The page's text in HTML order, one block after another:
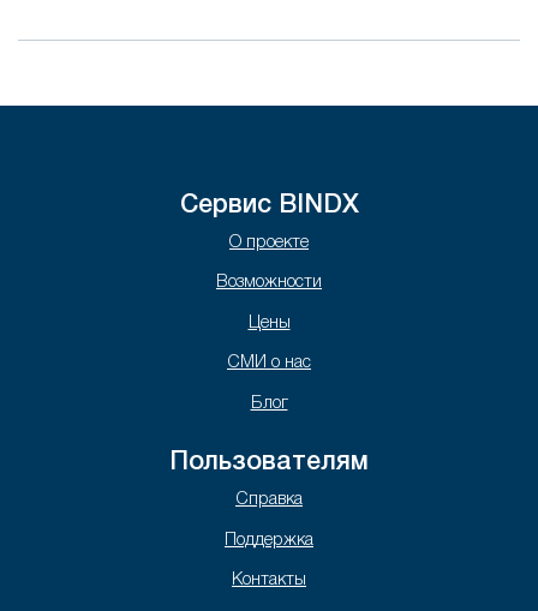
Сервис BINDX
О проекте
Возможности
Цены
СМИ о нас
Блог
Пользователям
Справка
Поддержка
Контакты